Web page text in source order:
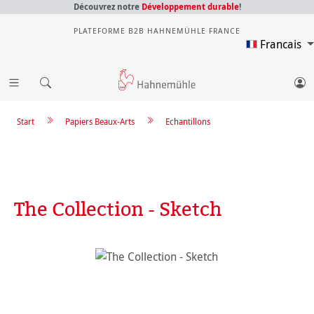
Découvrez notre Développement durable!
PLATEFORME B2B HAHNEMÜHLE FRANCE
Francais
Echantillons
Papiers Beaux-Arts
Start
The Collection - Sketch
Ignorer la galerie d'images